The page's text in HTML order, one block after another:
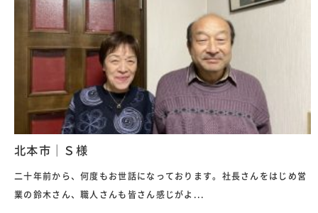
北本市｜Ｓ様
二十年前から、何度もお世話になっております。社長さんをはじめ営
業の鈴木さん、職人さんも皆さん感じがよ...